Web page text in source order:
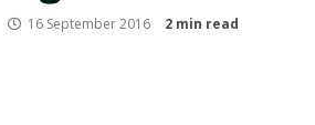
16 September 2016 2 min read